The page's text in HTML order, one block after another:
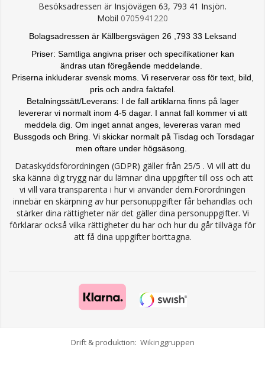
Besöksadressen är Insjövägen 63, 793 41 Insjön.
Mobil 0705941220
Bolagsadressen är Källbergsvägen 26 ,793 33 Leksand
Priser: Samtliga angivna priser och specifikationer kan
ändras utan föregående meddelande.
Priserna inkluderar svensk moms. Vi reserverar oss för text, bild,
pris och andra faktafel.
Betalningssätt/Leverans: I de fall artiklarna finns på lager
levererar vi normalt inom 4-5 dagar. I annat fall kommer vi att
meddela dig. Om inget annat anges, levereras varan med
Bussgods och Bring. Vi skickar normalt på Tisdag och Torsdagar
men oftare under högsäsong.
Dataskyddsförordningen (GDPR) gäller från 25/5 . Vi vill att du
ska känna dig trygg när du lämnar dina uppgifter till oss och att
vi vill vara transparenta i hur vi använder dem.Förordningen
innebär en skärpning av hur personuppgifter får behandlas och
stärker dina rättigheter när det gäller dina personuppgifter. Vi
förklarar också vilka rättigheter du har och hur du går tillväga för
att få dina uppgifter borttagna.
Drift & produktion: Wikinggruppen